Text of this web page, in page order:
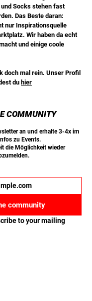
Socks stehen fast
Das Beste daran:
nur Inspirationsquelle
Wir haben da echt
und einige coole
doch mal rein. Unser Profil
du hier
COMMUNITY
an und erhalte 3-4x im
zu Events.
die Möglichkeit wieder
community
to your mailing